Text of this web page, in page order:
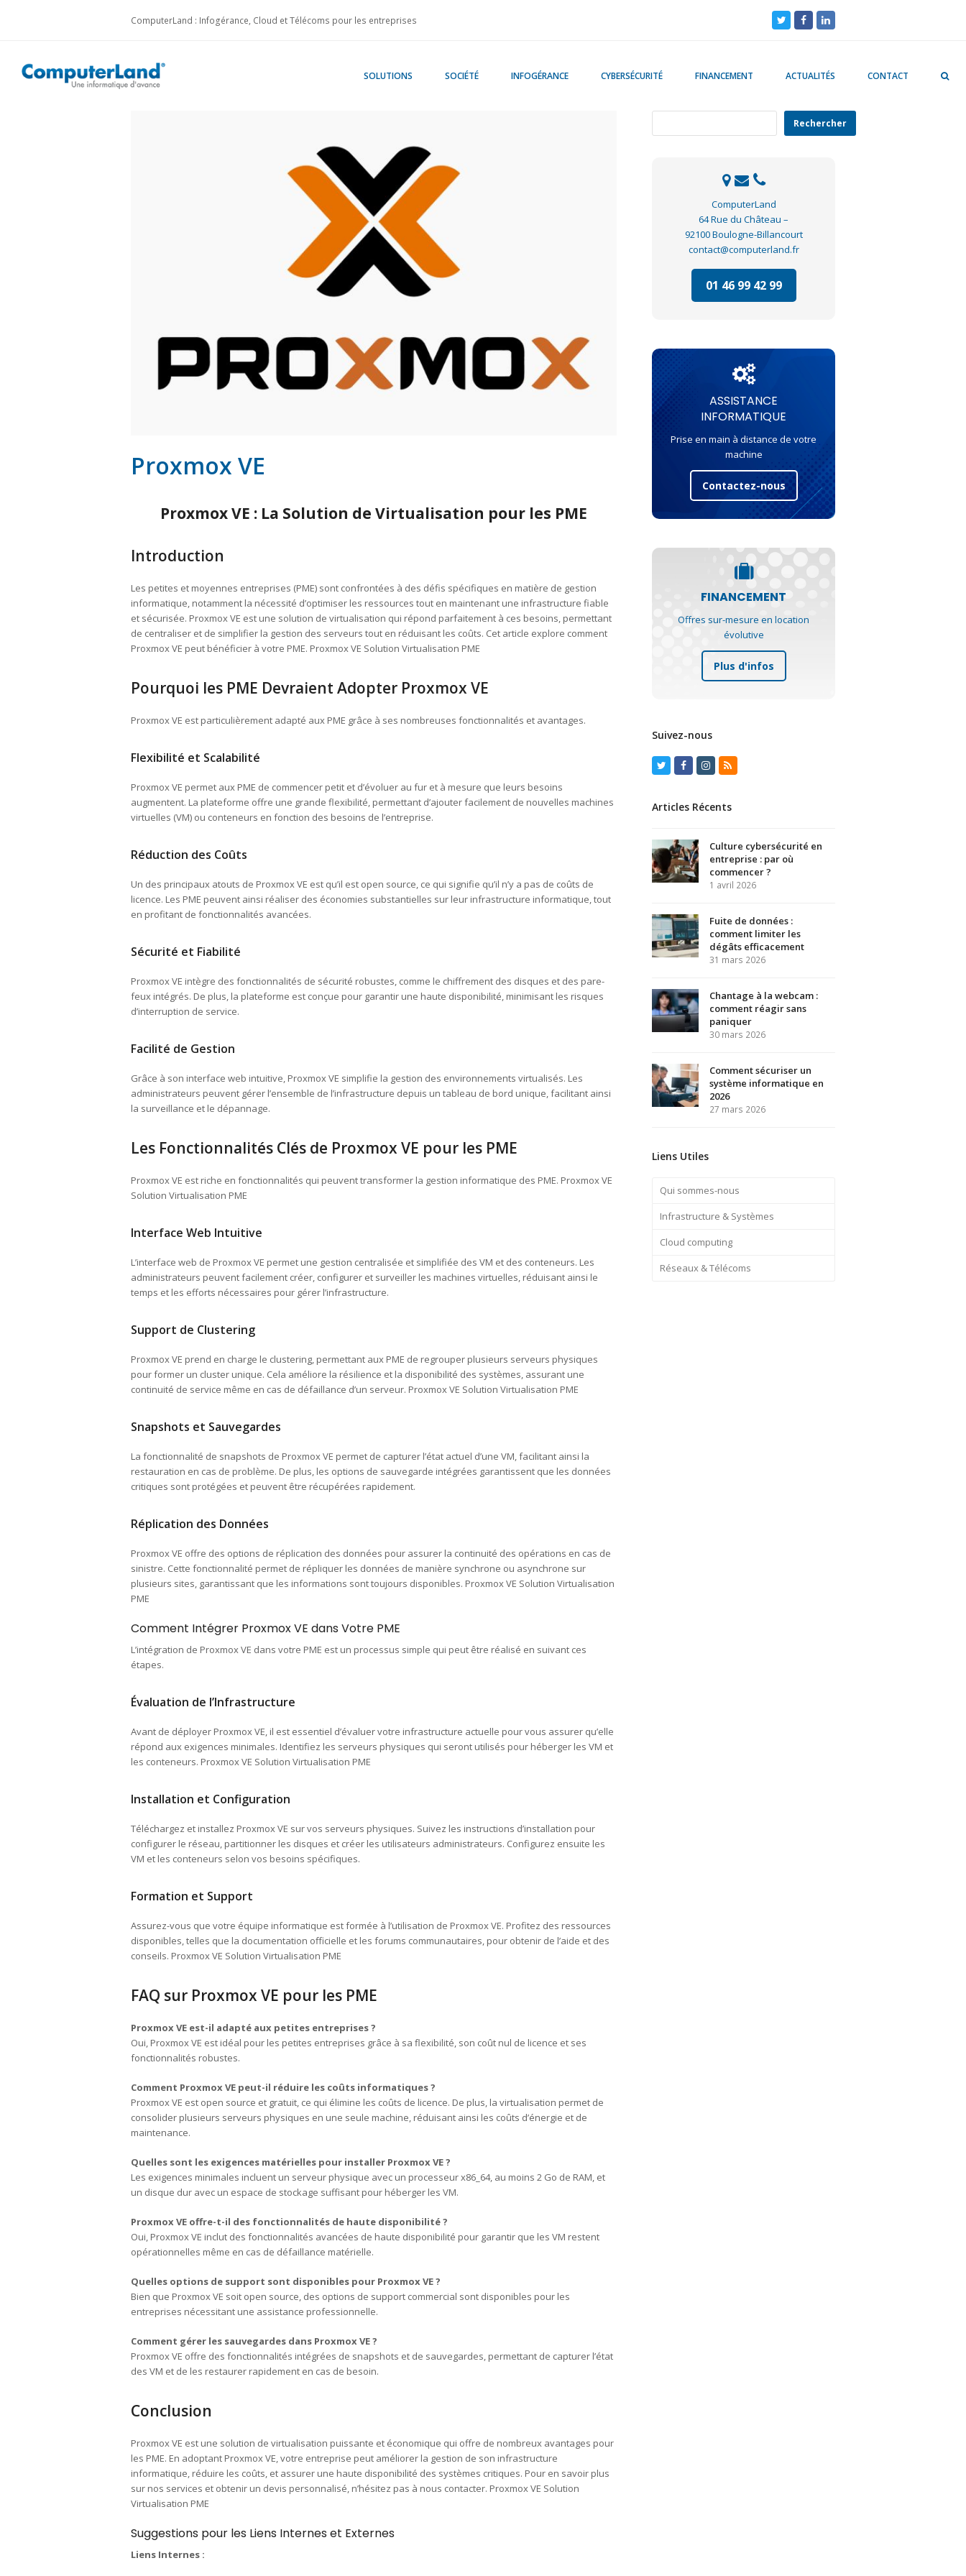
ComputerLand : Infogérance, Cloud et Télécoms pour les entreprises TwitterFacebookLinkedIn
SOLUTIONS SOCIÉTÉ INFOGÉRANCE CYBERSÉCURITÉ FINANCEMENT ACTUALITÉS CONTACT
Proxmox VE
Proxmox VE : La Solution de Virtualisation pour les PME
Introduction
Les petites et moyennes entreprises (PME) sont confrontées à des défis spécifiques en matière de gestion
informatique, notamment la nécessité d’optimiser les ressources tout en maintenant une infrastructure fiable
et sécurisée. Proxmox VE est une solution de virtualisation qui répond parfaitement à ces besoins, permettant
de centraliser et de simplifier la gestion des serveurs tout en réduisant les coûts. Cet article explore comment
Proxmox VE peut bénéficier à votre PME. Proxmox VE Solution Virtualisation PME
Pourquoi les PME Devraient Adopter Proxmox VE
Proxmox VE est particulièrement adapté aux PME grâce à ses nombreuses fonctionnalités et avantages.
Flexibilité et Scalabilité
Proxmox VE permet aux PME de commencer petit et d’évoluer au fur et à mesure que leurs besoins
augmentent. La plateforme offre une grande flexibilité, permettant d’ajouter facilement de nouvelles machines
virtuelles (VM) ou conteneurs en fonction des besoins de l’entreprise.
Réduction des Coûts
Un des principaux atouts de Proxmox VE est qu’il est open source, ce qui signifie qu’il n’y a pas de coûts de
licence. Les PME peuvent ainsi réaliser des économies substantielles sur leur infrastructure informatique, tout
en profitant de fonctionnalités avancées.
Sécurité et Fiabilité
Proxmox VE intègre des fonctionnalités de sécurité robustes, comme le chiffrement des disques et des pare-
feux intégrés. De plus, la plateforme est conçue pour garantir une haute disponibilité, minimisant les risques
d’interruption de service.
Facilité de Gestion
Grâce à son interface web intuitive, Proxmox VE simplifie la gestion des environnements virtualisés. Les
administrateurs peuvent gérer l’ensemble de l’infrastructure depuis un tableau de bord unique, facilitant ainsi
la surveillance et le dépannage.
Les Fonctionnalités Clés de Proxmox VE pour les PME
Proxmox VE est riche en fonctionnalités qui peuvent transformer la gestion informatique des PME. Proxmox VE
Solution Virtualisation PME
Interface Web Intuitive
L’interface web de Proxmox VE permet une gestion centralisée et simplifiée des VM et des conteneurs. Les
administrateurs peuvent facilement créer, configurer et surveiller les machines virtuelles, réduisant ainsi le
temps et les efforts nécessaires pour gérer l’infrastructure.
Support de Clustering
Proxmox VE prend en charge le clustering, permettant aux PME de regrouper plusieurs serveurs physiques
pour former un cluster unique. Cela améliore la résilience et la disponibilité des systèmes, assurant une
continuité de service même en cas de défaillance d’un serveur. Proxmox VE Solution Virtualisation PME
Snapshots et Sauvegardes
La fonctionnalité de snapshots de Proxmox VE permet de capturer l’état actuel d’une VM, facilitant ainsi la
restauration en cas de problème. De plus, les options de sauvegarde intégrées garantissent que les données
critiques sont protégées et peuvent être récupérées rapidement.
Réplication des Données
Proxmox VE offre des options de réplication des données pour assurer la continuité des opérations en cas de
sinistre. Cette fonctionnalité permet de répliquer les données de manière synchrone ou asynchrone sur
plusieurs sites, garantissant que les informations sont toujours disponibles. Proxmox VE Solution Virtualisation
PME
Comment Intégrer Proxmox VE dans Votre PME
L’intégration de Proxmox VE dans votre PME est un processus simple qui peut être réalisé en suivant ces
étapes.
Évaluation de l’Infrastructure
Avant de déployer Proxmox VE, il est essentiel d’évaluer votre infrastructure actuelle pour vous assurer qu’elle
répond aux exigences minimales. Identifiez les serveurs physiques qui seront utilisés pour héberger les VM et
les conteneurs. Proxmox VE Solution Virtualisation PME
Installation et Configuration
Téléchargez et installez Proxmox VE sur vos serveurs physiques. Suivez les instructions d’installation pour
configurer le réseau, partitionner les disques et créer les utilisateurs administrateurs. Configurez ensuite les
VM et les conteneurs selon vos besoins spécifiques.
Formation et Support
Assurez-vous que votre équipe informatique est formée à l’utilisation de Proxmox VE. Profitez des ressources
disponibles, telles que la documentation officielle et les forums communautaires, pour obtenir de l’aide et des
conseils. Proxmox VE Solution Virtualisation PME
FAQ sur Proxmox VE pour les PME
Proxmox VE est-il adapté aux petites entreprises ?
Oui, Proxmox VE est idéal pour les petites entreprises grâce à sa flexibilité, son coût nul de licence et ses
fonctionnalités robustes.
Comment Proxmox VE peut-il réduire les coûts informatiques ?
Proxmox VE est open source et gratuit, ce qui élimine les coûts de licence. De plus, la virtualisation permet de
consolider plusieurs serveurs physiques en une seule machine, réduisant ainsi les coûts d’énergie et de
maintenance.
Quelles sont les exigences matérielles pour installer Proxmox VE ?
Les exigences minimales incluent un serveur physique avec un processeur x86_64, au moins 2 Go de RAM, et
un disque dur avec un espace de stockage suffisant pour héberger les VM.
Proxmox VE offre-t-il des fonctionnalités de haute disponibilité ?
Oui, Proxmox VE inclut des fonctionnalités avancées de haute disponibilité pour garantir que les VM restent
opérationnelles même en cas de défaillance matérielle.
Quelles options de support sont disponibles pour Proxmox VE ?
Bien que Proxmox VE soit open source, des options de support commercial sont disponibles pour les
entreprises nécessitant une assistance professionnelle.
Comment gérer les sauvegardes dans Proxmox VE ?
Proxmox VE offre des fonctionnalités intégrées de snapshots et de sauvegardes, permettant de capturer l’état
des VM et de les restaurer rapidement en cas de besoin.
Conclusion
Proxmox VE est une solution de virtualisation puissante et économique qui offre de nombreux avantages pour
les PME. En adoptant Proxmox VE, votre entreprise peut améliorer la gestion de son infrastructure
informatique, réduire les coûts, et assurer une haute disponibilité des systèmes critiques. Pour en savoir plus
sur nos services et obtenir un devis personnalisé, n’hésitez pas à nous contacter. Proxmox VE Solution
Virtualisation PME
Suggestions pour les Liens Internes et Externes
Liens Internes :
Rechercher
ComputerLand
64 Rue du Château –
92100 Boulogne-Billancourt
contact@computerland.fr
01 46 99 42 99
ASSISTANCE
INFORMATIQUE
Prise en main à distance de votre
machine
Contactez-nous
FINANCEMENT
Offres sur-mesure en location
évolutive
Plus d'infos
Suivez-nous
TwitterFacebook
Instagram
RSS
Articles Récents
Culture cybersécurité en
entreprise : par où
commencer ?
1 avril 2026
Fuite de données :
comment limiter les
dégâts efficacement
31 mars 2026
Chantage à la webcam :
comment réagir sans
paniquer
30 mars 2026
Comment sécuriser un
système informatique en
2026
27 mars 2026
Liens Utiles
Qui sommes-nous
Infrastructure & Systèmes
Cloud computing
Réseaux & Télécoms